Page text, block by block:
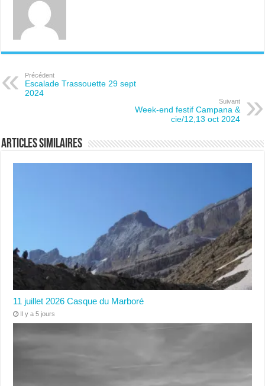
Précédent
Escalade Trassouette 29 sept
2024
Suivant
Week-end festif Campana &
cie/12,13 oct 2024
Articles similaires
11 juillet 2026 Casque du Marboré
Il y a 5 jours